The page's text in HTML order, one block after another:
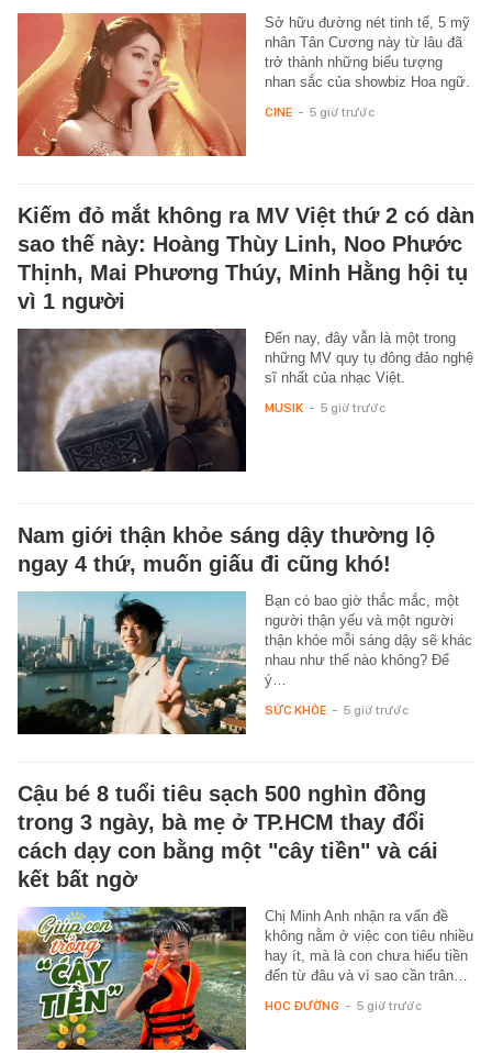
Sở hữu đường nét tinh tế, 5 mỹ
nhân Tân Cương này từ lâu đã
trở thành những biểu tượng
nhan sắc của showbiz Hoa ngữ.
CINE - 5 giờ trước
Kiếm đỏ mắt không ra MV Việt thứ 2 có dàn
sao thế này: Hoàng Thùy Linh, Noo Phước
Thịnh, Mai Phương Thúy, Minh Hằng hội tụ
vì 1 người
Đến nay, đây vẫn là một trong
những MV quy tụ đông đảo nghệ
sĩ nhất của nhạc Việt.
MUSIK - 5 giờ trước
Nam giới thận khỏe sáng dậy thường lộ
ngay 4 thứ, muốn giấu đi cũng khó!
Bạn có bao giờ thắc mắc, một
người thận yếu và một người
thận khỏe mỗi sáng dậy sẽ khác
nhau như thế nào không? Để
ý…
SỨC KHỎE - 5 giờ trước
Cậu bé 8 tuổi tiêu sạch 500 nghìn đồng
trong 3 ngày, bà mẹ ở TP.HCM thay đổi
cách dạy con bằng một "cây tiền" và cái
kết bất ngờ
Chị Minh Anh nhận ra vấn đề
không nằm ở việc con tiêu nhiều
hay ít, mà là con chưa hiểu tiền
đến từ đâu và vì sao cần trân…
HỌC ĐƯỜNG - 5 giờ trước